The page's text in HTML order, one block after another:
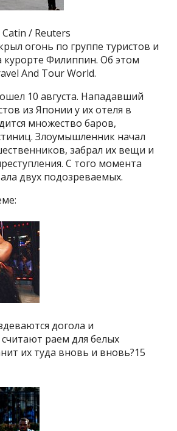
/ Reuters
огонь по группе туристов и
курорте Филиппин. Об этом
And Tour World.
10 августа. Нападавший
из Японии у их отеля в
множество баров,
Злоумышленник начал
забрал их вещи и
С того момента
двух подозреваемых.
догола и
раем для белых
их туда вновь и вновь?15